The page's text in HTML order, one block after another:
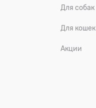
Для собак
Для кошек
Акции